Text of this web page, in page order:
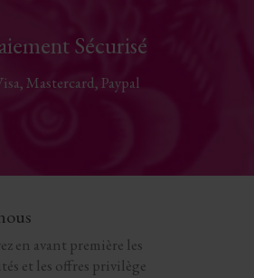
Sécurisé
Mastercard, Paypal
en avant première les
et les offres privilège